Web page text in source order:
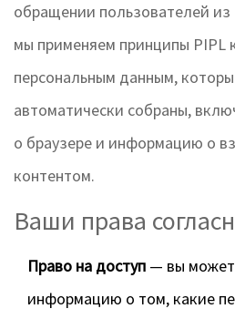
обращении пользователей
мы применяем принципы PIPL
персональным данным,
автоматически собраны,
о браузере и информацию о
контентом.
Ваши права
Право на доступ — вы
информацию о том, какие